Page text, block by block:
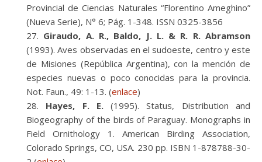
Provincial de Ciencias Naturales “Florentino Ameghino”
(Nueva Serie), N° 6; Pág. 1-348. ISSN 0325-3856
Giraudo, A. R., Baldo, J. L. & R. R. Abramson
(1993). Aves observadas en el sudoeste, centro y este
de Misiones (República Argentina), con la mención de
especies nuevas o poco conocidas para la provincia.
Not. Faun., 49: 1-13. (enlace)
Hayes, F. E.(1995). Status, Distribution and
Biogeography of the birds of Paraguay. Monographs in
Field Ornithology 1. American Birding Association,
Colorado Springs, CO, USA. 230 pp. ISBN 1-878788-30-